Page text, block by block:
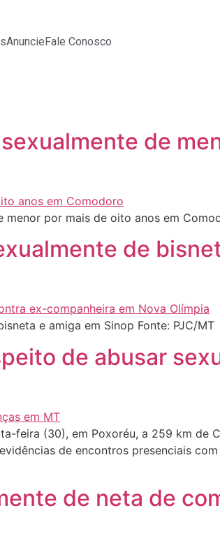
AnuncieFale Conosco
de
por mais de oito anos em
de
e amiga em Sinop Fonte: PJC/MT
de abusar
feira (30), em Poxoréu, a 259 km de
de encontros presenciais
de neta de